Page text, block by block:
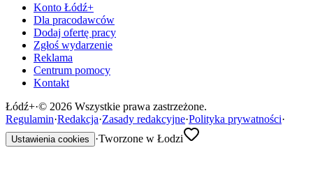
Konto Łódź+
Dla pracodawców
Dodaj ofertę pracy
Zgłoś wydarzenie
Reklama
Centrum pomocy
Kontakt
Łódź+·© 2026 Wszystkie prawa zastrzeżone.
Regulamin·Redakcja·Zasady redakcyjne·Polityka prywatności·
Ustawienia cookies ·Tworzone w Łodzi